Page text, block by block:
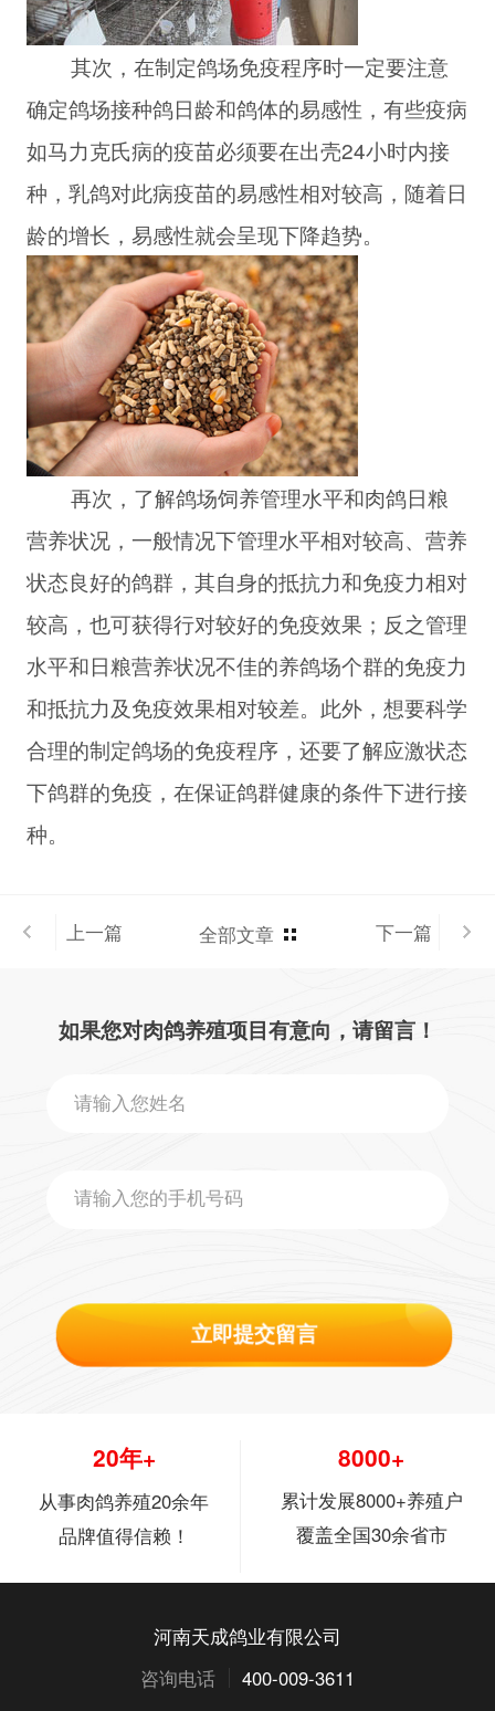
其次，在制定鸽场免疫程序时一定要注意
确定鸽场接种鸽日龄和鸽体的易感性，有些疫病
如马力克氏病的疫苗必须要在出壳24小时内接
种，乳鸽对此病疫苗的易感性相对较高，随着日
龄的增长，易感性就会呈现下降趋势。
再次，了解鸽场饲养管理水平和肉鸽日粮
营养状况，一般情况下管理水平相对较高、营养
状态良好的鸽群，其自身的抵抗力和免疫力相对
较高，也可获得行对较好的免疫效果；反之管理
水平和日粮营养状况不佳的养鸽场个群的免疫力
和抵抗力及免疫效果相对较差。此外，想要科学
合理的制定鸽场的免疫程序，还要了解应激状态
下鸽群的免疫，在保证鸽群健康的条件下进行接
种。
上一篇 全部文章 下一篇
如果您对肉鸽养殖项目有意向，请留言！
立即提交留言
20年+
从事肉鸽养殖20余年
品牌值得信赖！
8000+
累计发展8000+养殖户
覆盖全国30余省市
河南天成鸽业有限公司
咨询电话
400-009-3611